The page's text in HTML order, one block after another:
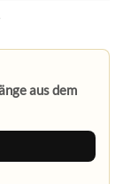
aus dem